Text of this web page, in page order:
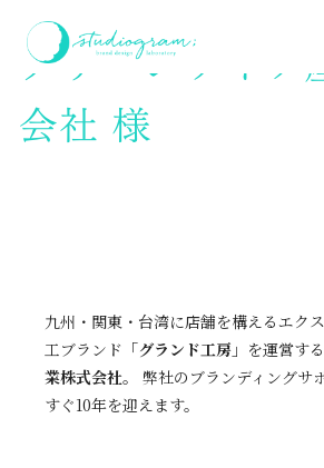
ホーム
グリーンライフ
会社 様
九州・関東・台湾に店舗を構えるエク
工ブランド 「グランド工房」 を運営する
業株式会社。 弊社のブランディングサ
すぐ10年を迎えます。